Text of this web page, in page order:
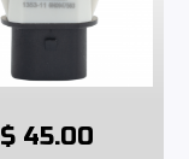
$ 45.00